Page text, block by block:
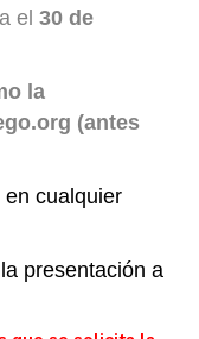
el30 de
la
(antes
cualquier
presentación a